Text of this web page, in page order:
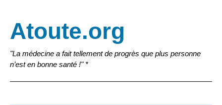
Atoute.org
"La médecine a fait tellement de progrès que plus personne
n’est en bonne santé !" *